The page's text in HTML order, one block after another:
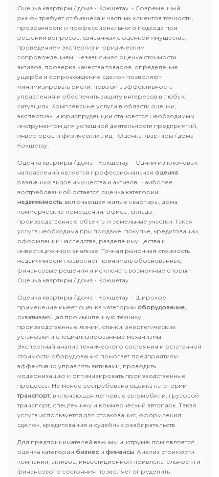
Оценка квартиры / дома - Кокшетау - Современный
рынок требует от бизнеса и частных клиентов точности,
прозрачности и профессионального подхода при
решении вопросов, связанных с оценкой имущества,
проведением экспертиз и юридическим
сопровождением. Независимая оценка стоимости
активов, проверка качества товаров, определение
ущерба и сопровождение сделок позволяют
минимизировать риски, повысить эффективность
управления и обеспечить защиту интересов в любых
ситуациях. Комплексные услуги в области оценки,
экспертизы и юриспруденции становятся необходимым
инструментом для успешной деятельности предприятий,
инвесторов и физических лиц - Оценка квартиры / дома -
Кокшетау .
Оценка квартиры / дома - Кокшетау - Одним из ключевых
направлений является профессиональная оценка
различных видов имущества и активов. Наиболее
востребованной остается оценка категории
недвижимость, включающая жилые квартиры, дома,
коммерческие помещения, офисы, склады,
производственные объекты и земельные участки. Такая
услуга необходима при продаже, покупке, кредитовании,
оформлении наследства, разделе имущества и
инвестиционном анализе. Точная рыночная стоимость
недвижимости позволяет принимать обоснованные
финансовые решения и исключать возможные споры -
Оценка квартиры / дома - Кокшетау .
Оценка квартиры / дома - Кокшетау - Широкое
применение имеет оценка категории оборудование,
охватывающая промышленную технику,
производственные линии, станки, энергетические
установки и специализированные механизмы.
Экспертный анализ технического состояния и остаточной
стоимости оборудования помогает предприятиям
эффективно управлять активами, проводить
модернизацию и оптимизировать производственные
процессы. Не менее востребована оценка категории
транспорт, включающая легковые автомобили, грузовой
транспорт, спецтехнику и коммерческий автопарк. Такая
услуга используется для страхования, оформления
сделок, кредитования и судебных разбирательств.
Для предпринимателей важным инструментом является
оценка категории бизнес и финансы. Анализ стоимости
компании, активов, инвестиционной привлекательности и
финансового состояния позволяет определить